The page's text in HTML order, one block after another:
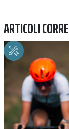
ARTICOLI